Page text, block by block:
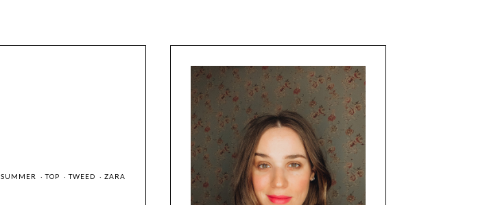
SUMMER ·TOP ·TWEED · ZARA